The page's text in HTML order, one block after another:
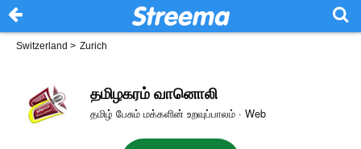
Switzerland > Zurich
தமிழகரம் வானொலி
தமிழ் பேசும் மக்களின் உறவுப்பாலம் · Web